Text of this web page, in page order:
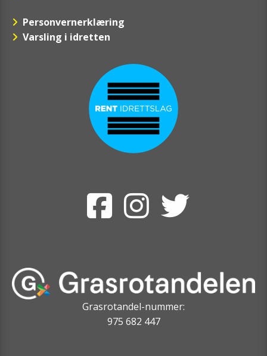
Personvernerklæring
Varsling i idretten
Grasrotandel-nummer:
975 682 447